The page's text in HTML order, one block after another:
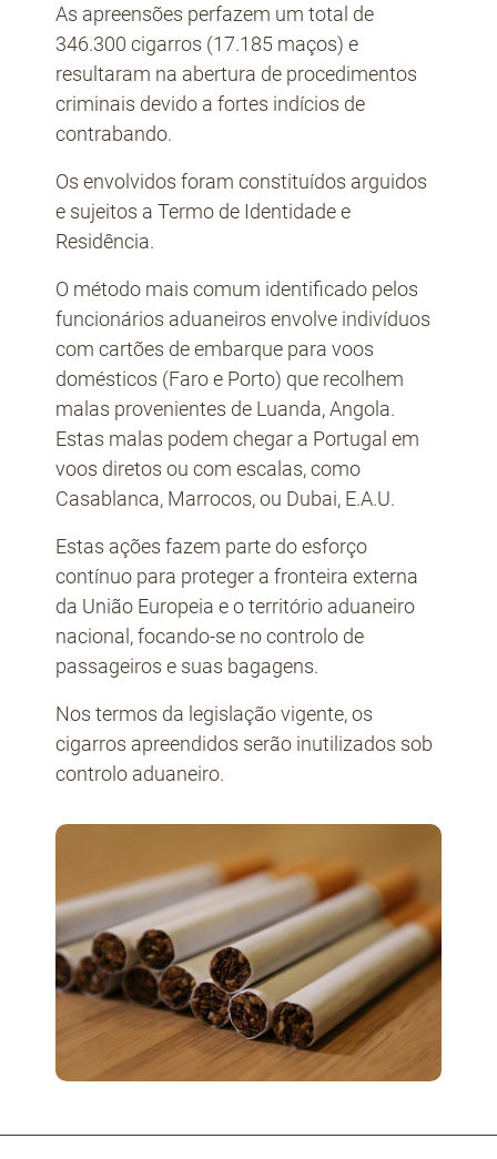
As apreensões perfazem um total de
346.300 cigarros (17.185 maços) e
resultaram na abertura de procedimentos
criminais devido a fortes indícios de
contrabando.
Os envolvidos foram constituídos arguidos
e sujeitos a Termo de Identidade e
Residência.
O método mais comum identificado pelos
funcionários aduaneiros envolve indivíduos
com cartões de embarque para voos
domésticos (Faro e Porto) que recolhem
malas provenientes de Luanda, Angola.
Estas malas podem chegar a Portugal em
voos diretos ou com escalas, como
Casablanca, Marrocos, ou Dubai, E.A.U.
Estas ações fazem parte do esforço
contínuo para proteger a fronteira externa
da União Europeia e o território aduaneiro
nacional, focando-se no controlo de
passageiros e suas bagagens.
Nos termos da legislação vigente, os
cigarros apreendidos serão inutilizados sob
controlo aduaneiro.